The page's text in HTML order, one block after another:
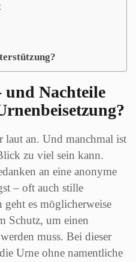
und Nachteile
laut an. Und manchmal ist
zu viel sein kann.
an eine anonyme
– oft auch stille
geht es möglicherweise
Schutz, um einen
muss. Bei dieser
Urne ohne namentliche